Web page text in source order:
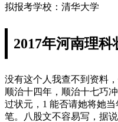
拟报考学校：清华大学
2017年河南理科
没有这个人我查不到资料
顺治十四年，顺治十七巧
过状元，1 能否请她将她
笔。八股文不容易写，据